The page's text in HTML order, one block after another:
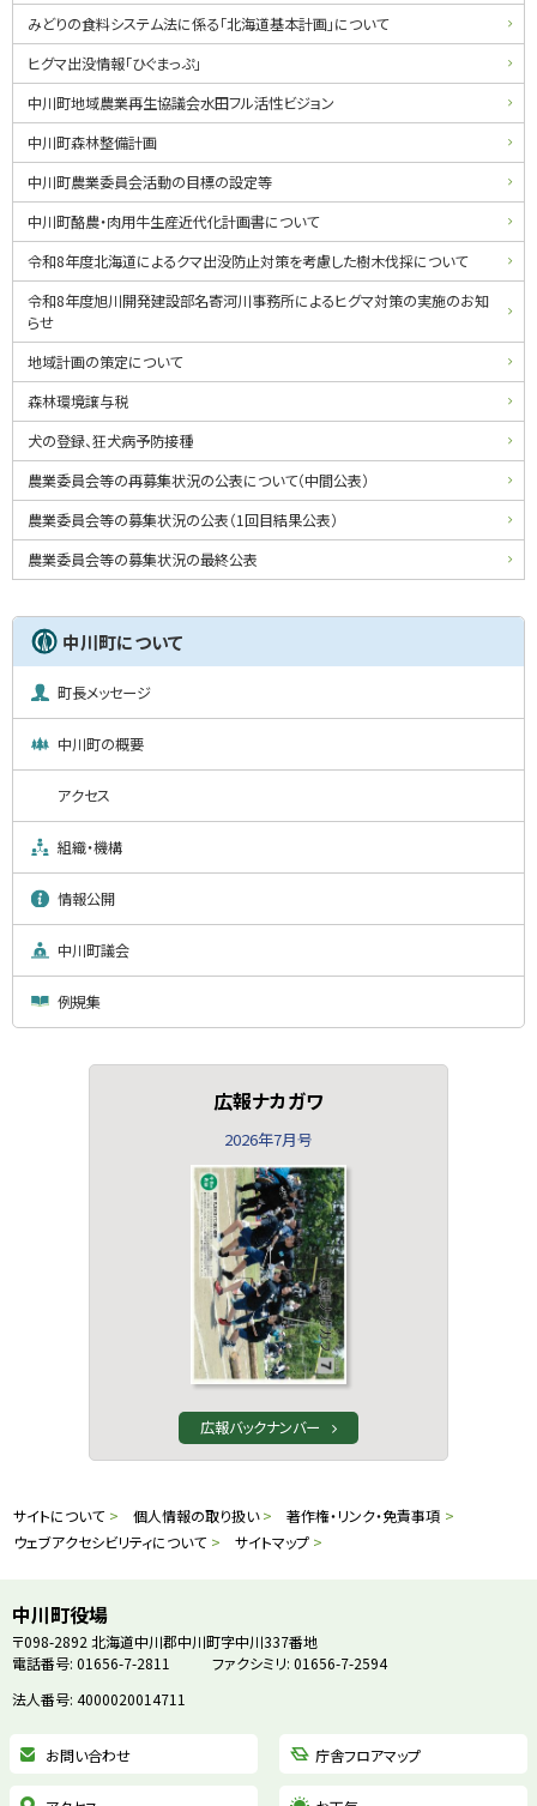
ド
メ
ニ
ュ
ー
みどりの食料システム法に係る「北海道基本計画」について
ヒグマ出没情報「ひぐまっぷ」
中川町地域農業再生協議会水田フル活性ビジョン
中川町森林整備計画
中川町農業委員会活動の目標の設定等
中川町酪農・肉用牛生産近代化計画書について
令和8年度北海道によるクマ出没防止対策を考慮した樹木伐採について
令和8年度旭川開発建設部名寄河川事務所によるヒグマ対策の実施のお知
らせ
地域計画の策定について
森林環境譲与税
犬の登録、狂犬病予防接種
農業委員会等の再募集状況の公表について（中間公表）
農業委員会等の募集状況の公表（1回目結果公表）
農業委員会等の募集状況の最終公表
中川町について
町長メッセージ
中川町の概要
アクセス
組織・機構
情報公開
中川町議会
例規集
広報ナカガワ
2026年7月号
広報バックナンバー
文
る
メ
ニ
サ
ト
情
報
サイトについて 個人情報の取り扱い
著作権・リンク・免責事項
ウェブアクセシビリティについて
サイトマップ
中川町役場
〒098-2892 北海道中川郡中川町字中川337番地
電話番号: 01656-7-2811
ファクシミリ: 01656-7-2594
法人番号: 4000020014711
お問い合わせ 庁舎フロアマップ